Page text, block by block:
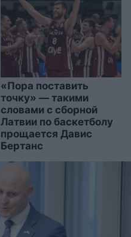
«Пора поставить
точку» — такими
словами с сборной
Латвии по баскетболу
прощается Давис
Бертанс